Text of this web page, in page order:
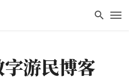
游民博客